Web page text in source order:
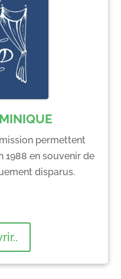
permettent
1988 en souvenir de
disparus.